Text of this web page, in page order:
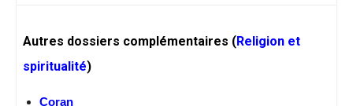
Autres dossiers complémentaires (Religion et
spiritualité)
Coran